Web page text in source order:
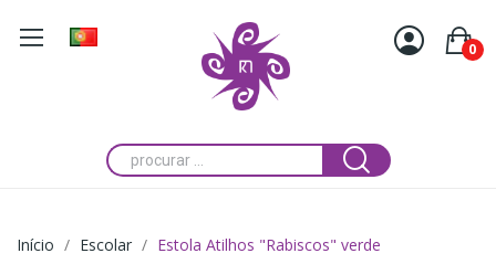
0
Início Escolar Estola Atilhos "Rabiscos" verde